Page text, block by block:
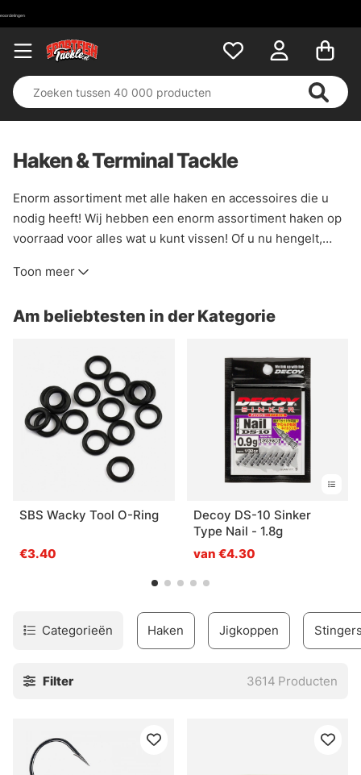
Haken & Terminal Tackle
Enorm assortiment met alle haken en accessoires die u
nodig heeft! Wij hebben een enorm assortiment haken op
voorraad voor alles wat u kunt vissen! Of u nu hengelt,
vindt het in deze categorie!
U vindt hier ook accessoires in de vorm van visgewichten,
nodig heeft. Een complete categorie voor een complete
Toon meer
Am beliebtesten in der Kategorie
SBS Wacky Tool O-Ring
€3.40
Decoy DS-10 Sinker
Type Nail - 1.8g
van €4.30
Categorieën Haken Jigkoppen
Filter 3614 Producten